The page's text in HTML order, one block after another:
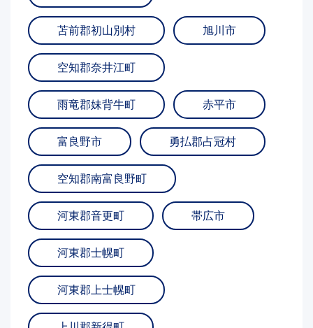
苫前郡初山別村 旭川市
空知郡奈井江町
雨竜郡妹背牛町 赤平市
富良野市 勇払郡占冠村
空知郡南富良野町
河東郡音更町 帯広市
河東郡士幌町
河東郡上士幌町